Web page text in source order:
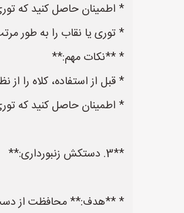
* اطمینان حاصل کنید که
* توری یا نقاب را به طور
* **نکات مهم:**
* قبل از استفاده، کلاه را
* اطمینان حاصل کنید که
**3. دستکش زنبورداری:**
* **هدف:** محافظت از